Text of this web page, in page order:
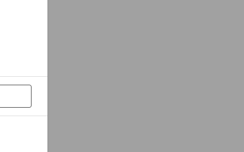
BAHCO WOOD bimetalový do chvostovej píly